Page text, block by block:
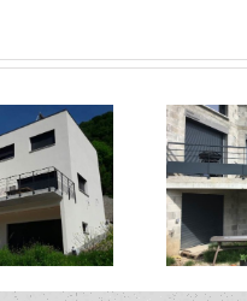
Garde-corps pour
particulier